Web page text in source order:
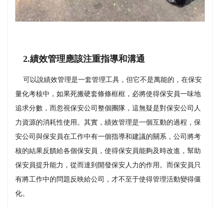
2.績效管理應該注重指導和溝通
可以說績效管理是一套管理工具，但它不是萬能的，在保安
量化考核中，如果死搬硬套條條框框，必將使得保安員一味地
追求分數，而忽視保安公司整個團隊，這無疑是對保安公司人
力資源的消耗性使用。其實，績效管理是一個互動的過程，保
安公司與保安員在工作中有一個指導和建議的關系，公司將考
核的結果反饋給各個保安員，使得保安員能夠及時改進，幫助
保安員提升能力，從而達到開發保安人力的作用。而保安員只
有將工作中的問題反映給公司，才不至于使得管理活動變得僵
化。